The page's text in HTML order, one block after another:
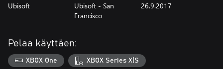
Ubisoft
Ubisoft - San
Francisco
26.9.2017
Pelaa käyttäen:
XBOX One XBOX Series X|S